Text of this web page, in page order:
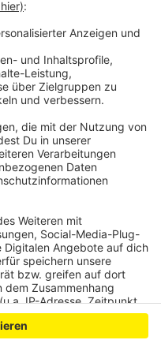
zu seinem
gebeten, sich bei der
esonline bei der